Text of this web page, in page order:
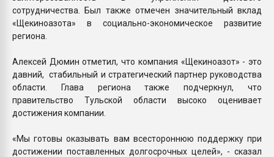
сотрудничества. Был также отмечен значительный вклад
«Щекиноазота» в социально-экономическое развитие
региона.
Алексей Дюмин отметил, что компания «Щекиноазот» - это
давний, стабильный и стратегический партнер руководства
области. Глава региона также подчеркнул, что
правительство Тульской области высоко оценивает
достижения компании.
«Мы готовы оказывать вам всестороннюю поддержку при
достижении поставленных долгосрочных целей», - сказал